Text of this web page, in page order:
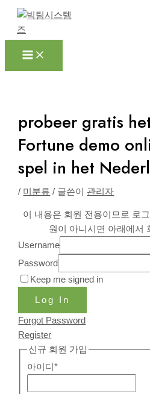
Menu
probeer gratis
Fortune demo
spel in het
/ 미분류 / 글쓴이 관리자
이 내용은 회원 전용이므로 로
원이 아니시면 아래에서
Username
Password
Keep me signed in
Log In
Forgot Password
Register
신규 회원 가입
아이디*
포
트